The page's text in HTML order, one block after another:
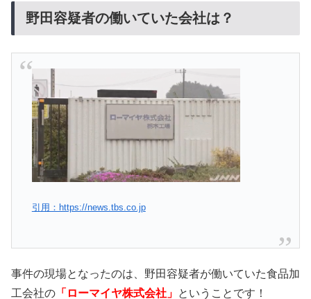
野田容疑者の働いていた会社は？
引用：https://news.tbs.co.jp
事件の現場となったのは、野田容疑者が働いていた食品加
工会社の 「ローマイヤ株式会社」 ということです！